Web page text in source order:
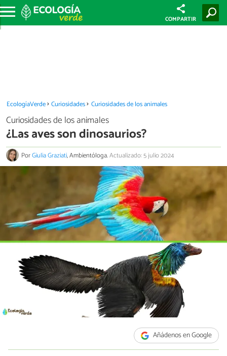
COMPARTIR
EcologíaVerde Curiosidades Curiosidades de los animales
Curiosidades de los animales
¿Las aves son dinosaurios?
PorGiulia Graziati, Ambientóloga.Actualizado: 5 julio 2024
Añádenos en Google